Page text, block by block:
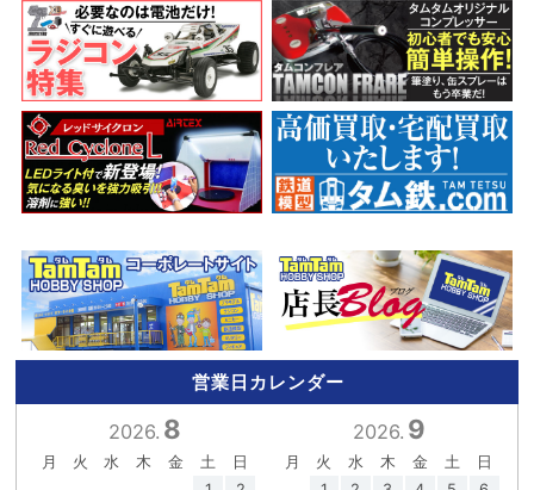
営業日カレンダー
2026. 8
月 火 水 木 金 土
日
2026. 9
月 火 水 木 金 土
日